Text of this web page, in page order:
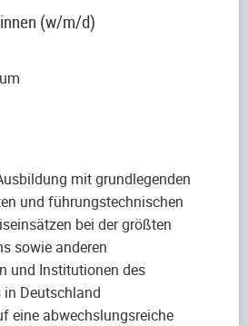
(w/m/d)
mit grundlegenden
und führungstechnischen
bei der größten
sowie anderen
und Institutionen des
in Deutschland
eine abwechslungsreiche